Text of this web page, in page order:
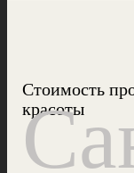
Стоимость
красоты